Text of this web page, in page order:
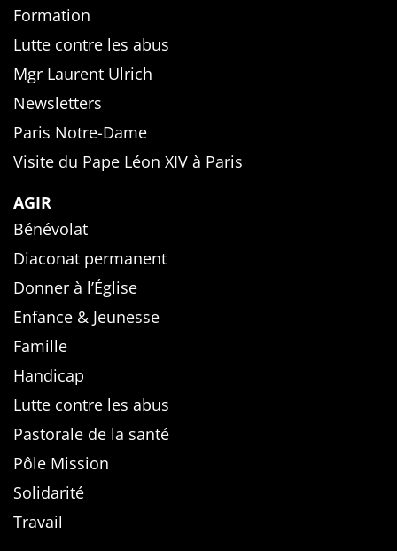
Formation
Lutte contre les abus
Mgr Laurent Ulrich
Newsletters
Paris Notre-Dame
Visite du Pape Léon XIV à Paris
AGIR
Bénévolat
Diaconat permanent
Donner à l’Église
Enfance & Jeunesse
Famille
Handicap
Lutte contre les abus
Pastorale de la santé
Pôle Mission
Solidarité
Travail